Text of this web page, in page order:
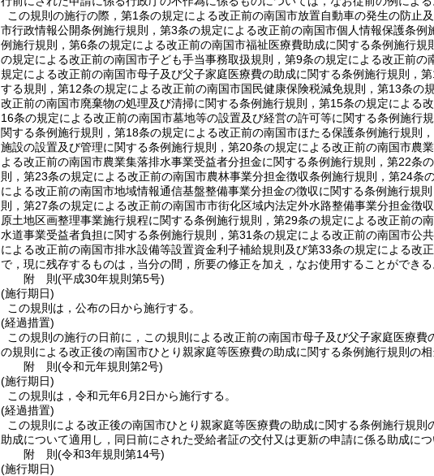
この規則の施行の際，第1条の規定による改正前の南国市放置自動車の発生の防止
市行政情報公開条例施行規則，第3条の規定による改正前の南国市個人情報保護条
例施行規則，第6条の規定による改正前の南国市福祉医療費助成に関する条例施行
の規定による改正前の南国市子ども手当事務取扱規則，第9条の規定による改正前
規定による改正前の南国市母子及び父子家庭医療費の助成に関する条例施行規則，
する規則，第12条の規定による改正前の南国市国民健康保険税減免規則，第13条
改正前の南国市廃棄物の処理及び清掃に関する条例施行規則，第15条の規定による
16条の規定による改正前の南国市墓地等の設置及び経営の許可等に関する条例施行
関する条例施行規則，第18条の規定による改正前の南国市ほたる保護条例施行規則
施設の設置及び管理に関する条例施行規則，第20条の規定による改正前の南国市農
よる改正前の南国市農業集落排水事業受益者分担金に関する条例施行規則，第22条
則，第23条の規定による改正前の南国市農林事業分担金徴収条例施行規則，第24
による改正前の南国市地域情報通信基盤整備事業分担金の徴収に関する条例施行規
則，第27条の規定による改正前の南国市市街化区域内法定外水路整備事業分担金徴
原土地区画整理事業施行規程に関する条例施行規則，第29条の規定による改正前
水道事業受益者負担に関する条例施行規則，第31条の規定による改正前の南国市公
による改正前の南国市排水設備等設置資金利子補給規則及び第33条の規定による
で，現に残存するものは，当分の間，所要の修正を加え，なお使用することができる
附 則(平成30年規則第5号)
(施行期日)
この規則は，公布の日から施行する。
(経過措置)
この規則の施行の日前に，この規則による改正前の南国市母子及び父子家庭医療
の規則による改正後の南国市ひとり親家庭等医療費の助成に関する条例施行規則の
附 則(令和元年規則第2号)
(施行期日)
この規則は，令和元年6月2日から施行する。
(経過措置)
この規則による改正後の南国市ひとり親家庭等医療費の助成に関する条例施行規
助成について適用し，同日前にされた受給者証の交付又は更新の申請に係る助成につ
附 則(令和3年規則第14号)
(施行期日)